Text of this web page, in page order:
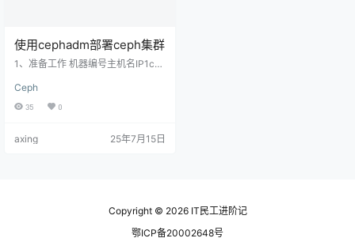
使用cephadm部署ceph集群
1、准备工作 机器编号主机名IP1cep
ceph0310.0.1.213 关闭selinux、fir
ewalld，配置hostname以及/etc/h
osts $ systemctl stop firewalld $ s
orce 0 $ sed -i 's#…
Ceph
35 0
axing 25年7月15日
Copyright © 2026IT民工进阶记
鄂ICP备20002648号